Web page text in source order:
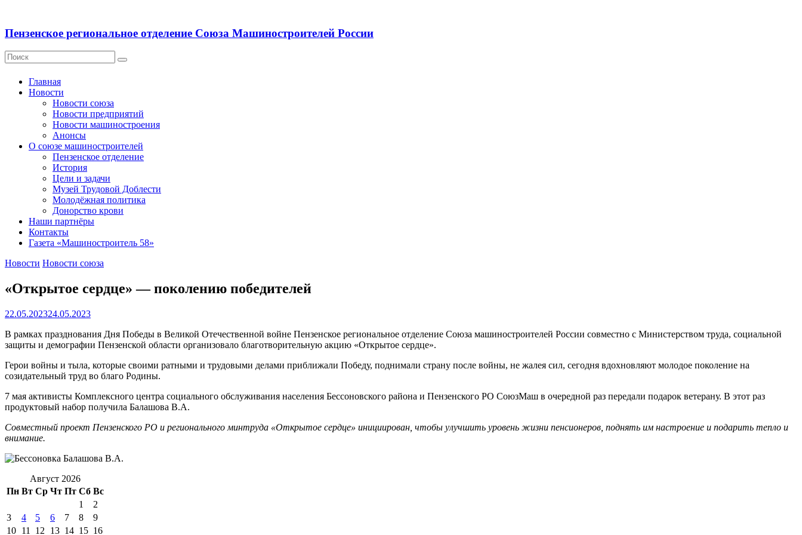
Пензенское региональное отделение Союза Машиностроителей России
Главная
Новости
Новости союза
Новости предприятий
Новости машиностроения
Анонсы
О союзе машиностроителей
Пензенское отделение
История
Цели и задачи
Музей Трудовой Доблести
Молодёжная политика
Донорство крови
Наши партнёры
Контакты
Газета «Машиностроитель 58»
Новости Новости союза
«Открытое сердце» — поколению победителей
22.05.202324.05.2023
В рамках празднования Дня Победы в Великой Отечественной войне Пензенское региональное отделение Союза машиностроителей России совместно с Министерством труда, социальной
защиты и демографии Пензенской области организовало благотворительную акцию «Открытое сердце».
Герои войны и тыла, которые своими ратными и трудовыми делами приближали Победу, поднимали страну после войны, не жалея сил, сегодня вдохновляют молодое поколение на
созидательный труд во благо Родины.
7 мая активисты Комплексного центра социального обслуживания населения Бессоновского района и Пензенского РО СоюзМаш в очередной раз передали подарок ветерану. В этот раз
продуктовый набор получила Балашова В.А.
Совместный проект Пензенского РО и регионального минтруда «Открытое сердце» инициирован, чтобы улучшить уровень жизни пенсионеров, поднять им настроение и подарить тепло и
внимание.
Август 2026
Пн Вт Ср Чт Пт Сб Вс
1
2
3
4 5 6 7 8
9
10 11 12 13 14 15 16